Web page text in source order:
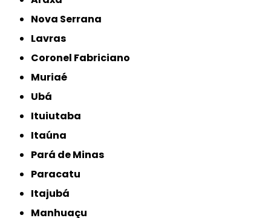
Nova Serrana
Lavras
Coronel Fabriciano
Muriaé
Ubá
Ituiutaba
Itaúna
Pará de Minas
Paracatu
Itajubá
Manhuaçu